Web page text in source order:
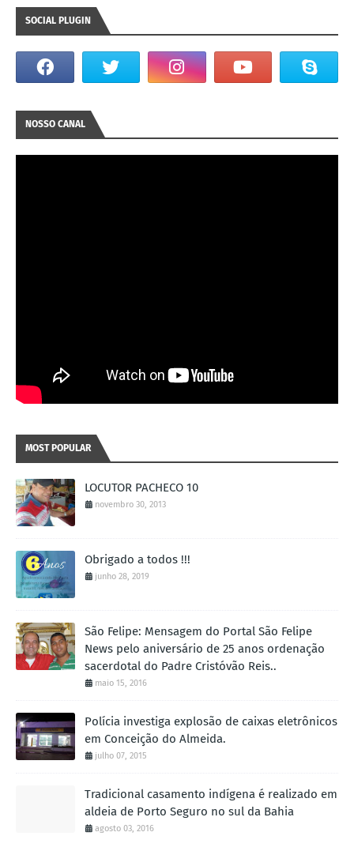
SOCIAL PLUGIN
NOSSO CANAL
MOST POPULAR
LOCUTOR PACHECO 10
novembro 30, 2013
Obrigado a todos !!!
junho 28, 2019
São Felipe: Mensagem do Portal São Felipe
News pelo aniversário de 25 anos ordenação
sacerdotal do Padre Cristóvão Reis..
maio 15, 2016
Polícia investiga explosão de caixas eletrônicos
em Conceição do Almeida.
julho 07, 2015
Tradicional casamento indígena é realizado em
aldeia de Porto Seguro no sul da Bahia
agosto 03, 2016